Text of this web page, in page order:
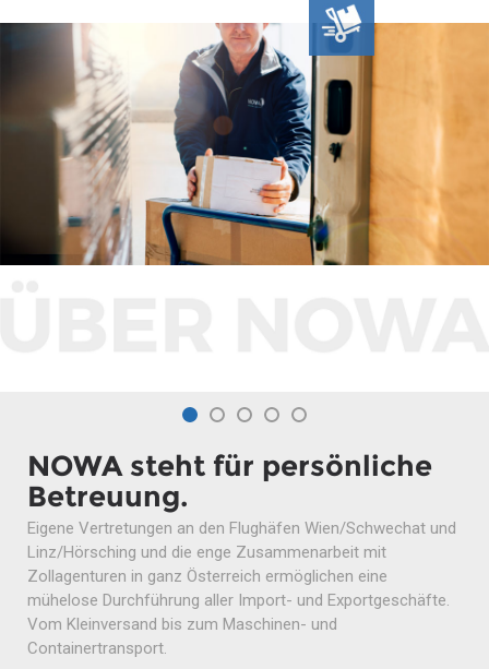
NOWA steht für persönliche
Betreuung.
Eigene Vertretungen an den Flughäfen Wien/Schwechat und
Linz/Hörsching und die enge Zusammenarbeit mit
Zollagenturen in ganz Österreich ermöglichen eine
mühelose Durchführung aller Import- und Exportgeschäfte.
Vom Kleinversand bis zum Maschinen- und
Containertransport.